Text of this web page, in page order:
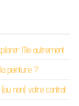
l’île autrement
peinture ?
non) votre contrat